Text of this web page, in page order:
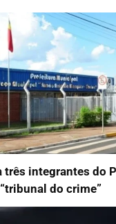
integrantes do
do crime”